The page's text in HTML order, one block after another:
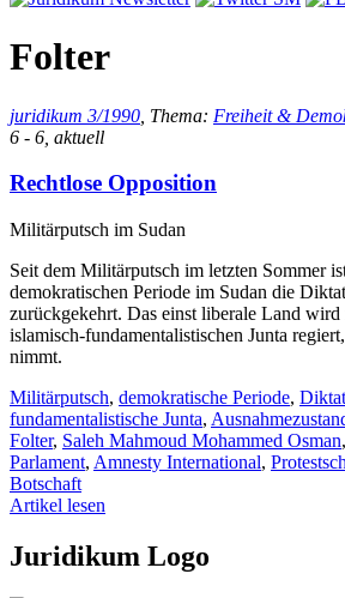
Folter
juridikum 3/1990 , Thema: Freiheit &
6 - 6, aktuell
Rechtlose Opposition
Militärputsch im Sudan
Seit dem Militärputsch im letzten Sommer
demokratischen Periode im Sudan die
zurückgekehrt. Das einst liberale Land
islamisch-fundamentalistischen Junta
nimmt.
Militärputsch, demokratische Periode,
fundamentalistische Junta,
Folter, Saleh Mahmoud Mohammed Osman,
Parlament, Amnesty International,
Botschaft
Artikel lesen
Juridikum Logo